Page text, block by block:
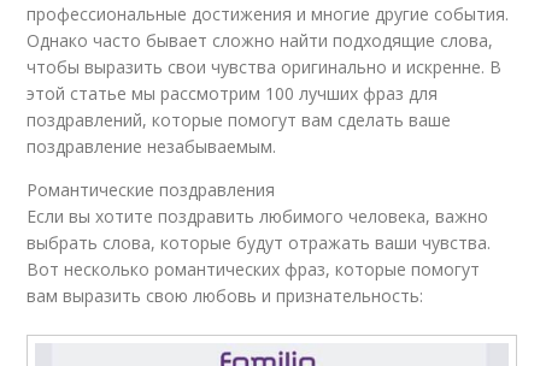
профессиональные достижения и многие другие события.
Однако часто бывает сложно найти подходящие слова,
чтобы выразить свои чувства оригинально и искренне. В
этой статье мы рассмотрим 100 лучших фраз для
поздравлений, которые помогут вам сделать ваше
поздравление незабываемым.
Романтические поздравления
Если вы хотите поздравить любимого человека, важно
выбрать слова, которые будут отражать ваши чувства.
Вот несколько романтических фраз, которые помогут
вам выразить свою любовь и признательность: